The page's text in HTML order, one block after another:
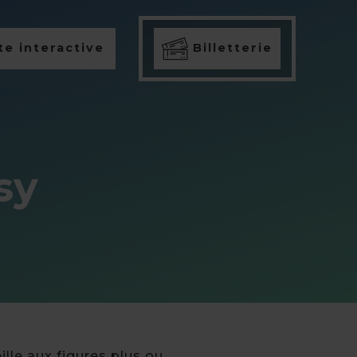
interactive Billetterie